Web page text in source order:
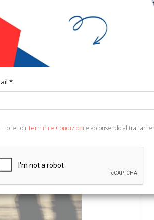
*
Ho letto i Termini e Condizioni e acconsendo al